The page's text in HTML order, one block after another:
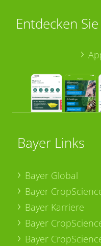
Entdecken
Bayer Links
Bayer Global
Bayer
Bayer Karriere
Bayer
Bayer